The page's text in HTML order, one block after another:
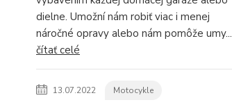
dielne. Umožní nám robiť viac i menej
náročné opravy alebo nám pomôže umy...
čítať celé
13.07.2022 Motocykle